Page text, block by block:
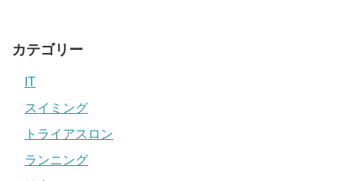
カテゴリー
IT
スイミング
トライアスロン
ランニング